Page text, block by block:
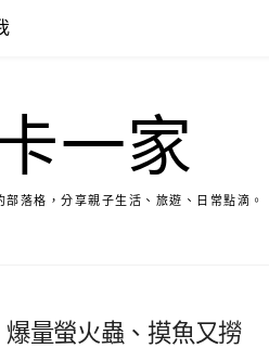
一家
落格，分享親子生活、旅遊、日常點滴。
量螢火蟲、摸魚又撈